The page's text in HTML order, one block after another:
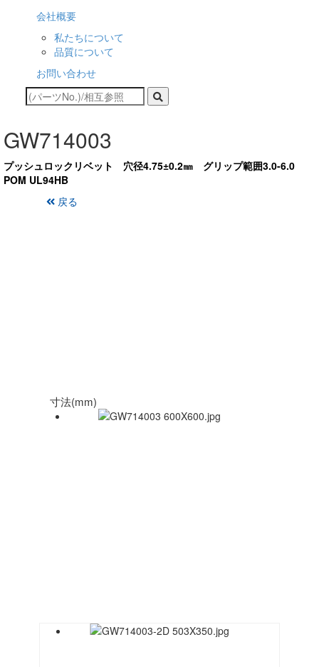
会社概要
私たちについて
品質について
お問い合わせ
GW714003
プッシュロックリベット 穴径4.75±0.2㎜ グリップ範囲3.0-6.0
POM UL94HB
戻る
寸法(mm)